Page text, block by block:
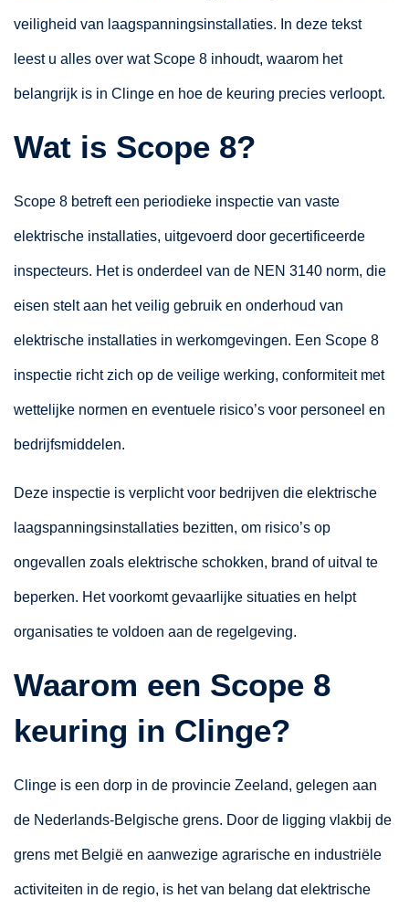
veiligheid van laagspanningsinstallaties. In deze tekst
leest u alles over wat Scope 8 inhoudt, waarom het
belangrijk is in Clinge en hoe de keuring precies verloopt.
Wat is Scope 8?
Scope 8 betreft een periodieke inspectie van vaste
elektrische installaties, uitgevoerd door gecertificeerde
inspecteurs. Het is onderdeel van de NEN 3140 norm, die
eisen stelt aan het veilig gebruik en onderhoud van
elektrische installaties in werkomgevingen. Een Scope 8
inspectie richt zich op de veilige werking, conformiteit met
wettelijke normen en eventuele risico’s voor personeel en
bedrijfsmiddelen.
Deze inspectie is verplicht voor bedrijven die elektrische
laagspanningsinstallaties bezitten, om risico’s op
ongevallen zoals elektrische schokken, brand of uitval te
beperken. Het voorkomt gevaarlijke situaties en helpt
organisaties te voldoen aan de regelgeving.
Waarom een Scope 8
keuring in Clinge?
Clinge is een dorp in de provincie Zeeland, gelegen aan
de Nederlands-Belgische grens. Door de ligging vlakbij de
grens met België en aanwezige agrarische en industriële
activiteiten in de regio, is het van belang dat elektrische